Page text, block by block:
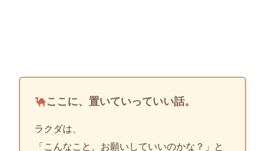
ここに、置いていっていい話。
ラクダは、
「こんなこと、お願いしていいのかな？」と